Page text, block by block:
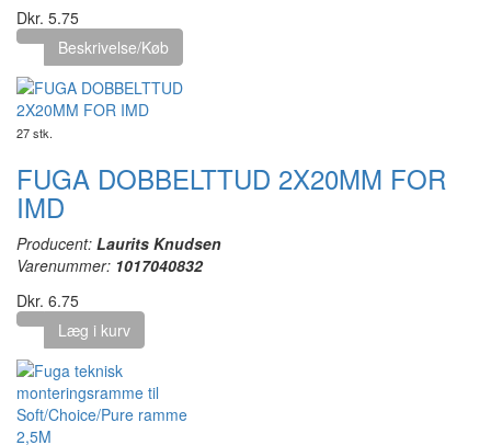
Dkr. 5.75
Beskrivelse/Køb
27 stk.
FUGA DOBBELTTUD 2X20MM FOR
IMD
Producent: Laurits Knudsen
Varenummer: 1017040832
Dkr. 6.75
Læg i kurv